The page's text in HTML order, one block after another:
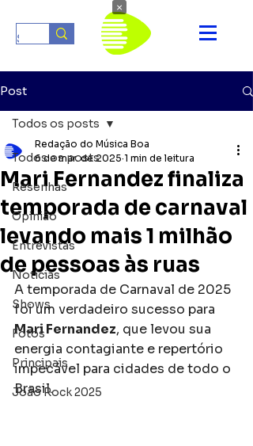
Post
Todos os posts
Resenhas
Opinião
Entrevistas
Notícias
Shows
Fotos
Principais
João Rock 2025
Todos os posts
Mari Fernandez finaliza
temporada de carnaval
levando mais 1 milhão
de pessoas às ruas
Redação do Música Boa
6 de mar. de 2025 1 min de leitura
A temporada de Carnaval de 2025
foi um verdadeiro sucesso para
Mari Fernandez, que levou sua
energia contagiante e repertório
impecável para cidades de todo o
Brasil.
×